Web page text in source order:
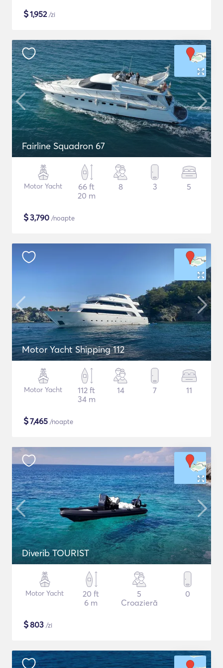
$1,952/zi
Fairline Squadron 67
Motor Yacht
66 ft
20 m
8 3 5
$3,790 /noapte
Motor Yacht Shipping 112
Motor Yacht
112 ft
34 m
14 7 11
$7,465 /noapte
Diverib TOURIST
Motor Yacht
20 ft
6 m
5
Croazieră
0
$803 /zi